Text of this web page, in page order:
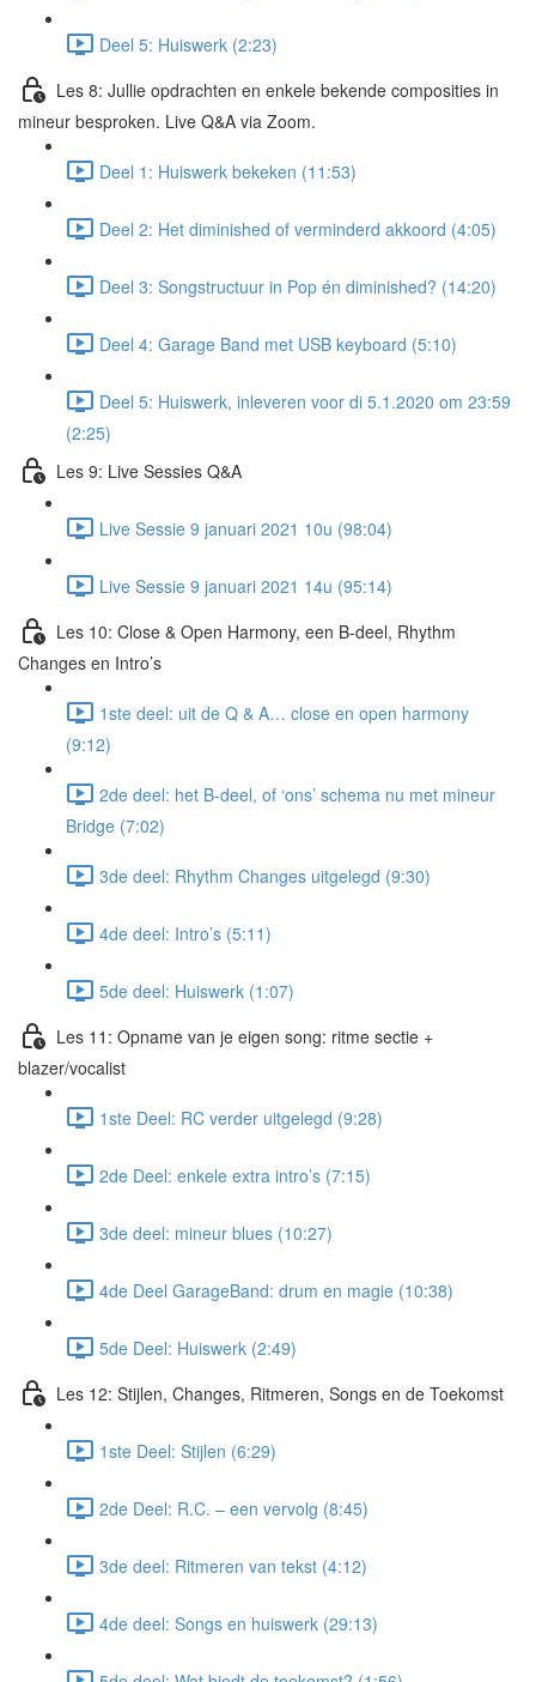
Deel 5: Huiswerk (2:23)
Les 8: Jullie opdrachten en enkele bekende composities in
mineur besproken. Live Q&A via Zoom.
Deel 1: Huiswerk bekeken (11:53)
Deel 2: Het diminished of verminderd akkoord (4:05)
Deel 3: Songstructuur in Pop én diminished? (14:20)
Deel 4: Garage Band met USB keyboard (5:10)
Deel 5: Huiswerk, inleveren voor di 5.1.2020 om 23:59
(2:25)
Les 9: Live Sessies Q&A
Live Sessie 9 januari 2021 10u (98:04)
Live Sessie 9 januari 2021 14u (95:14)
Les 10: Close & Open Harmony, een B-deel, Rhythm
Changes en Intro’s
1ste deel: uit de Q & A… close en open harmony
(9:12)
2de deel: het B-deel, of ‘ons’ schema nu met mineur
Bridge (7:02)
3de deel: Rhythm Changes uitgelegd (9:30)
4de deel: Intro’s (5:11)
5de deel: Huiswerk (1:07)
Les 11: Opname van je eigen song: ritme sectie +
blazer/vocalist
1ste Deel: RC verder uitgelegd (9:28)
2de Deel: enkele extra intro’s (7:15)
3de deel: mineur blues (10:27)
4de Deel GarageBand: drum en magie (10:38)
5de Deel: Huiswerk (2:49)
Les 12: Stijlen, Changes, Ritmeren, Songs en de Toekomst
1ste Deel: Stijlen (6:29)
2de Deel: R.C. – een vervolg (8:45)
3de deel: Ritmeren van tekst (4:12)
4de deel: Songs en huiswerk (29:13)